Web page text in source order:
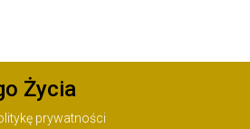
Życia
prywatności